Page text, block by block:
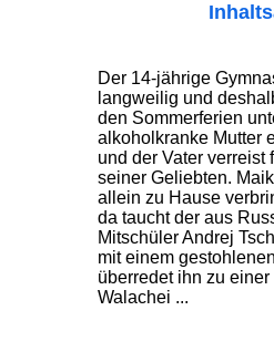
Der 14-jährige
langweilig und
den Sommer­ferien
alkohol­kranke Mutter
und der Vater verreist
seiner Geliebten.
allein zu Hause
da taucht der aus
Mitschüler Andrej
mit einem
überredet ihn zu
Walachei ...